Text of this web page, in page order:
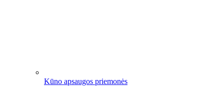
Kūno apsaugos priemonės